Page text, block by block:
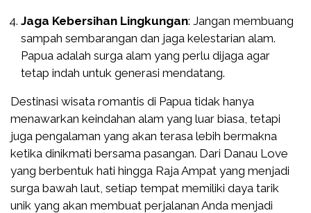
Jaga Kebersihan Lingkungan: Jangan membuang
sampah sembarangan dan jaga kelestarian alam.
Papua adalah surga alam yang perlu dijaga agar
tetap indah untuk generasi mendatang.
Destinasi wisata romantis di Papua tidak hanya
menawarkan keindahan alam yang luar biasa, tetapi
juga pengalaman yang akan terasa lebih bermakna
ketika dinikmati bersama pasangan. Dari Danau Love
yang berbentuk hati hingga Raja Ampat yang menjadi
surga bawah laut, setiap tempat memiliki daya tarik
unik yang akan membuat perjalanan Anda menjadi